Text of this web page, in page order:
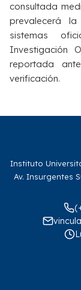
consultada
prevalecerá
sistemas
Investigación
reportada
verificación.
Instituto
Av. Insurgentes